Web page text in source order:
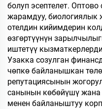
болуп эсептелет.
жарамдуу,
отелдин кийимдерин
өзгөртүүнүн
иштетүү
Узакка созулган
чөпкө байланышкан
репутациясынын
санынын көбөйүшү жана
менен байланыштуу